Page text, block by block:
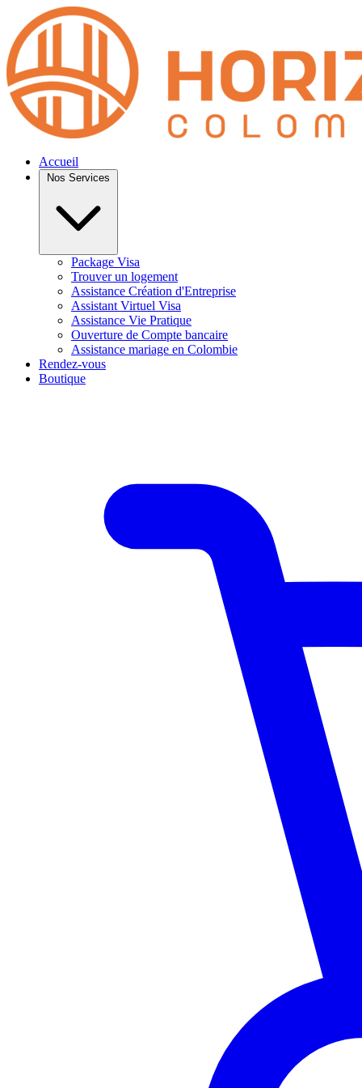
Accueil
Nos Services
Package Visa
Trouver un logement
Assistance Création d'Entreprise
Assistant Virtuel Visa
Assistance Vie Pratique
Ouverture de Compte bancaire
Assistance mariage en Colombie
Rendez-vous
Boutique